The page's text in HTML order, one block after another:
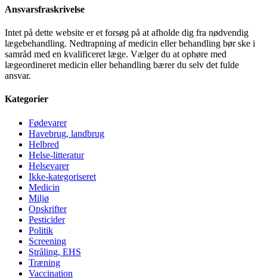
Ansvarsfraskrivelse
Intet på dette website er et forsøg på at afholde dig fra nødvendig
lægebehandling. Nedtrapning af medicin eller behandling bør ske i
samråd med en kvalificeret læge. Vælger du at ophøre med
lægeordineret medicin eller behandling bærer du selv det fulde
ansvar.
Kategorier
Fødevarer
Havebrug, landbrug
Helbred
Helse-litteratur
Helsevarer
Ikke-kategoriseret
Medicin
Miljø
Opskrifter
Pesticider
Politik
Screening
Stråling, EHS
Træning
Vaccination